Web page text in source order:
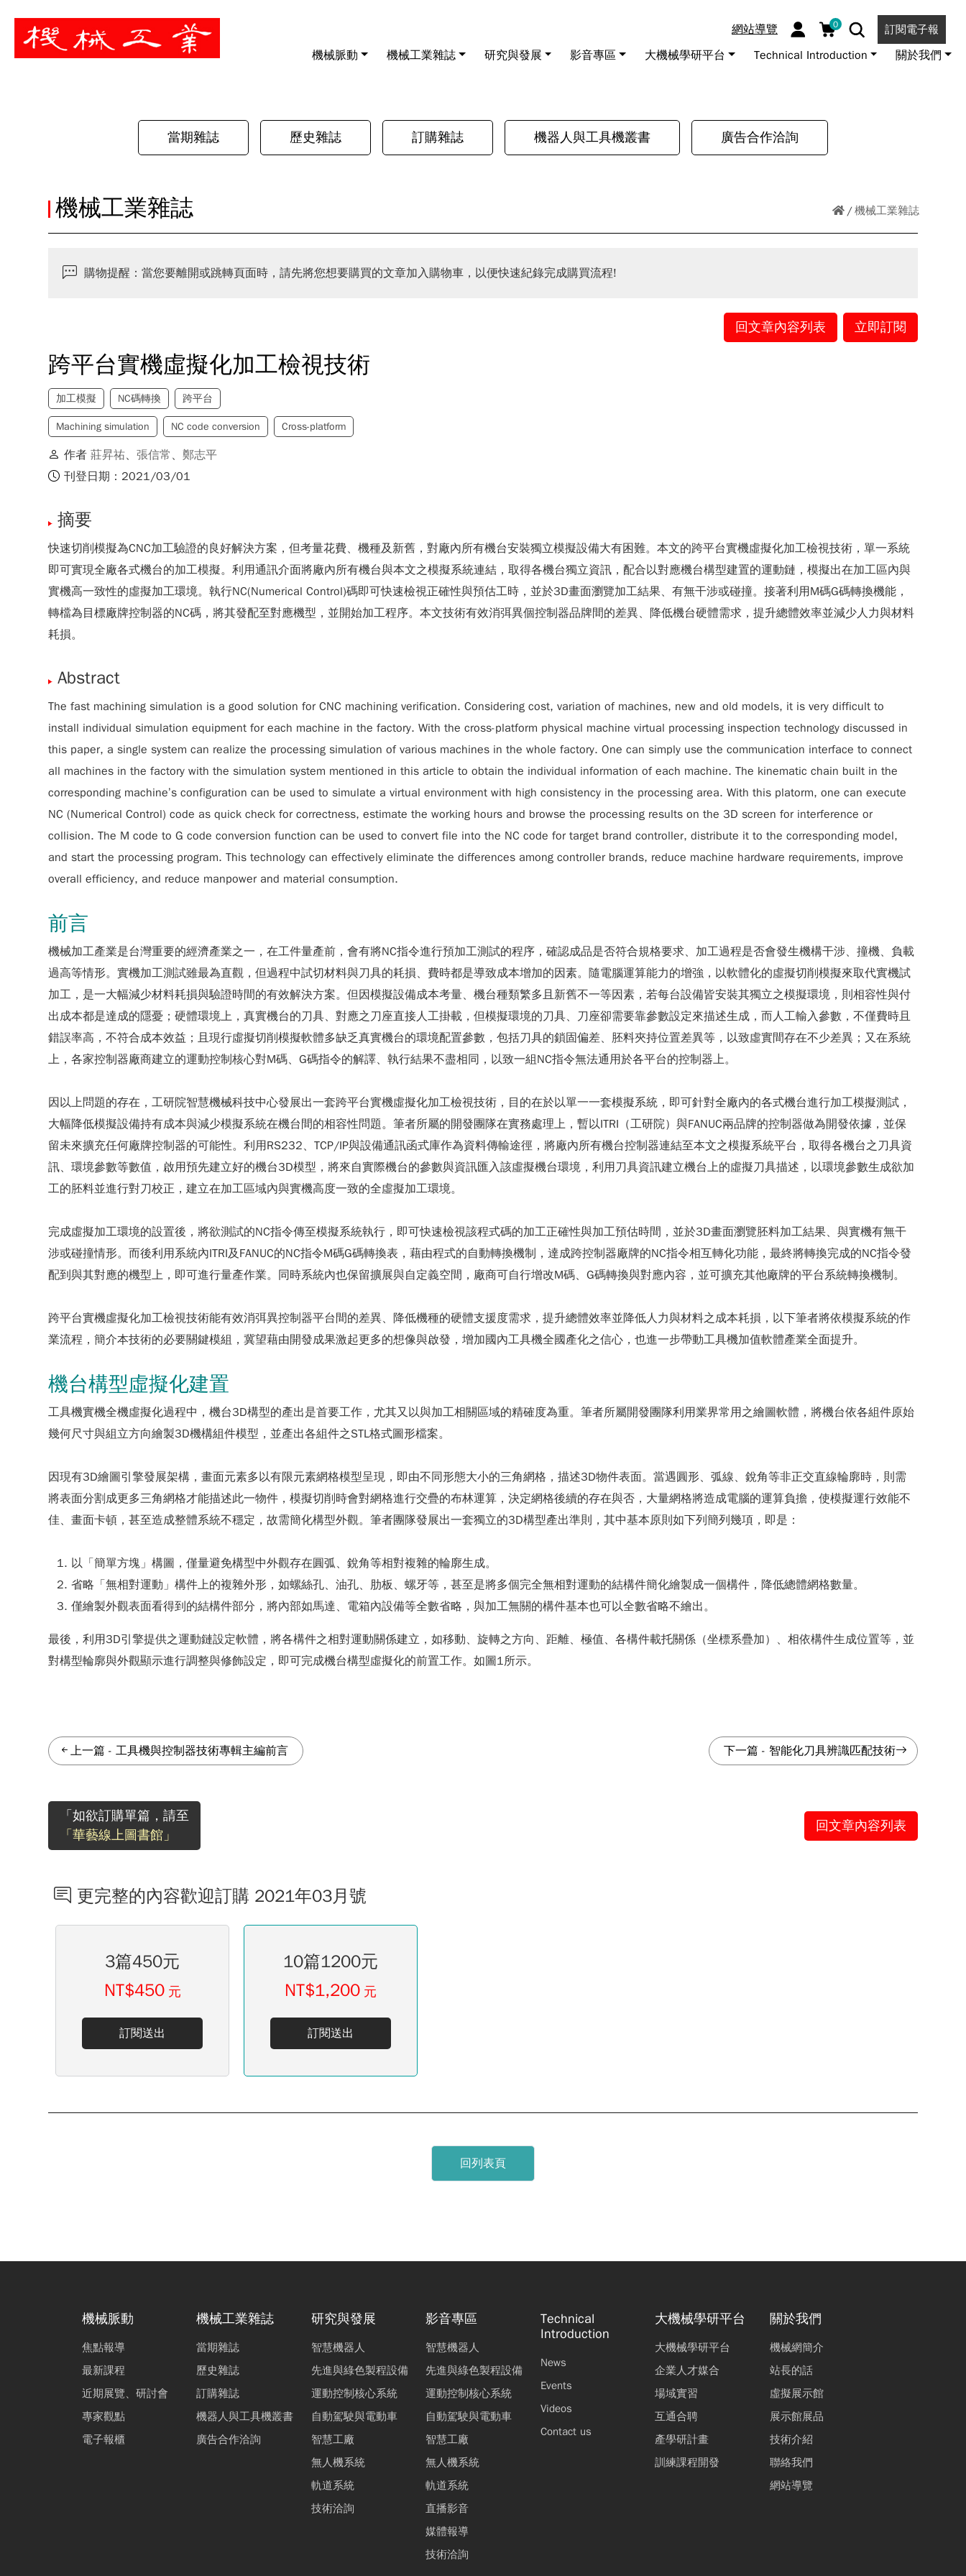
網站導覽 0 訂閱電子報
機械脈動 機械工業雜誌 研究與發展 影音專區 大機械學研平台 Technical Introduction 關於我們
暫停
當期雜誌 歷史雜誌 訂購雜誌 機器人與工具機叢書 廣告合作洽詢
機械工業雜誌
機械工業雜誌
購物提醒：當您要離開或跳轉頁面時，請先將您想要購買的文章加入購物車，以便快速紀錄完成購買流程!
回文章內容列表 立即訂閱
跨平台實機虛擬化加工檢視技術
加工模擬 NC碼轉換 跨平台
Machining simulation NC code conversion Cross-platform
作者莊昇祐、張信常 、鄭志平
刊登日期：2021/03/01
摘要
快速切削模擬為CNC加工驗證的良好解決方案，但考量花費、機種及新舊，對廠內所有機台安裝獨立模擬設備大有困難。本文的跨平台實機虛擬化加工檢視技術，單一系統
即可實現全廠各式機台的加工模擬。利用通訊介面將廠內所有機台與本文之模擬系統連結，取得各機台獨立資訊，配合以對應機台構型建置的運動鏈，模擬出在加工區內與
實機高一致性的虛擬加工環境。執行NC(Numerical Control)碼即可快速檢視正確性與預估工時，並於3D畫面瀏覽加工結果、有無干涉或碰撞。接著利用M碼G碼轉換機能，
轉檔為目標廠牌控制器的NC碼，將其發配至對應機型，並開始加工程序。本文技術有效消弭異個控制器品牌間的差異、降低機台硬體需求，提升總體效率並減少人力與材料
耗損。
Abstract
The fast machining simulation is a good solution for CNC machining verification. Considering cost, variation of machines, new and old models, it is very difficult to
install individual simulation equipment for each machine in the factory. With the cross-platform physical machine virtual processing inspection technology discussed in
this paper, a single system can realize the processing simulation of various machines in the whole factory. One can simply use the communication interface to connect
all machines in the factory with the simulation system mentioned in this article to obtain the individual information of each machine. The kinematic chain built in the
corresponding machine’s configuration can be used to simulate a virtual environment with high consistency in the processing area. With this platorm, one can execute
NC (Numerical Control) code as quick check for correctness, estimate the working hours and browse the processing results on the 3D screen for interference or
collision. The M code to G code conversion function can be used to convert file into the NC code for target brand controller, distribute it to the corresponding model,
and start the processing program. This technology can effectively eliminate the differences among controller brands, reduce machine hardware requirements, improve
overall efficiency, and reduce manpower and material consumption.
前言
機械加工產業是台灣重要的經濟產業之一，在工件量產前，會有將NC指令進行預加工測試的程序，確認成品是否符合規格要求、加工過程是否會發生機構干涉、撞機、負載
過高等情形。實機加工測試雖最為直觀，但過程中試切材料與刀具的耗損、費時都是導致成本增加的因素。隨電腦運算能力的增強，以軟體化的虛擬切削模擬來取代實機試
加工，是一大幅減少材料耗損與驗證時間的有效解決方案。但因模擬設備成本考量、機台種類繁多且新舊不一等因素，若每台設備皆安裝其獨立之模擬環境，則相容性與付
出成本都是達成的隱憂；硬體環境上，真實機台的刀具、對應之刀座直接人工掛載，但模擬環境的刀具、刀座卻需要靠參數設定來描述生成，而人工輸入參數，不僅費時且
錯誤率高，不符合成本效益；且現行虛擬切削模擬軟體多缺乏真實機台的環境配置參數，包括刀具的鎖固偏差、胚料夾持位置差異等，以致虛實間存在不少差異；又在系統
上，各家控制器廠商建立的運動控制核心對M碼、G碼指令的解譯、執行結果不盡相同，以致一組NC指令無法通用於各平台的控制器上。
因以上問題的存在，工研院智慧機械科技中心發展出一套跨平台實機虛擬化加工檢視技術，目的在於以單一一套模擬系統，即可針對全廠內的各式機台進行加工模擬測試，
大幅降低模擬設備持有成本與減少模擬系統在機台間的相容性問題。筆者所屬的開發團隊在實務處理上，暫以ITRI（工研院）與FANUC兩品牌的控制器做為開發依據，並保
留未來擴充任何廠牌控制器的可能性。利用RS232、TCP/IP與設備通訊函式庫作為資料傳輸途徑，將廠內所有機台控制器連結至本文之模擬系統平台，取得各機台之刀具資
訊、環境參數等數值，啟用預先建立好的機台3D模型，將來自實際機台的參數與資訊匯入該虛擬機台環境，利用刀具資訊建立機台上的虛擬刀具描述，以環境參數生成欲加
工的胚料並進行對刀校正，建立在加工區域內與實機高度一致的全虛擬加工環境。
完成虛擬加工環境的設置後，將欲測試的NC指令傳至模擬系統執行，即可快速檢視該程式碼的加工正確性與加工預估時間，並於3D畫面瀏覽胚料加工結果、與實機有無干
涉或碰撞情形。而後利用系統內ITRI及FANUC的NC指令M碼G碼轉換表，藉由程式的自動轉換機制，達成跨控制器廠牌的NC指令相互轉化功能，最終將轉換完成的NC指令發
配到與其對應的機型上，即可進行量產作業。同時系統內也保留擴展與自定義空間，廠商可自行增改M碼、G碼轉換與對應內容，並可擴充其他廠牌的平台系統轉換機制。
跨平台實機虛擬化加工檢視技術能有效消弭異控制器平台間的差異、降低機種的硬體支援度需求，提升總體效率並降低人力與材料之成本耗損，以下筆者將依模擬系統的作
業流程，簡介本技術的必要關鍵模組，冀望藉由開發成果激起更多的想像與啟發，增加國內工具機全國產化之信心，也進一步帶動工具機加值軟體產業全面提升。
機台構型虛擬化建置
工具機實機全機虛擬化過程中，機台3D構型的產出是首要工作，尤其又以與加工相關區域的精確度為重。筆者所屬開發團隊利用業界常用之繪圖軟體，將機台依各組件原始
幾何尺寸與組立方向繪製3D機構組件模型，並產出各組件之STL格式圖形檔案。
因現有3D繪圖引擎發展架構，畫面元素多以有限元素網格模型呈現，即由不同形態大小的三角網格，描述3D物件表面。當遇圓形、弧線、銳角等非正交直線輪廓時，則需
將表面分割成更多三角網格才能描述此一物件，模擬切削時會對網格進行交疊的布林運算，決定網格後續的存在與否，大量網格將造成電腦的運算負擔，使模擬運行效能不
佳、畫面卡頓，甚至造成整體系統不穩定，故需簡化構型外觀。筆者團隊發展出一套獨立的3D構型產出準則，其中基本原則如下列簡列幾項，即是：
以「簡單方塊」構圖，僅量避免構型中外觀存在圓弧、銳角等相對複雜的輪廓生成。
省略「無相對運動」構件上的複雜外形，如螺絲孔、油孔、肋板、螺牙等，甚至是將多個完全無相對運動的結構件簡化繪製成一個構件，降低總體網格數量。
僅繪製外觀表面看得到的結構件部分，將內部如馬達、電箱內設備等全數省略，與加工無關的構件基本也可以全數省略不繪出。
最後，利用3D引擎提供之運動鏈設定軟體，將各構件之相對運動關係建立，如移動、旋轉之方向、距離、極值、各構件載托關係（坐標系疊加）、相依構件生成位置等，並
對構型輪廓與外觀顯示進行調整與修飾設定，即可完成機台構型虛擬化的前置工作。如圖1所示。
上一篇 -工具機與控制器技術專輯主編前言 下一篇 - 智能化刀具辨識匹配技術
「如欲訂購單篇，請至
「華藝線上圖書館」
回文章內容列表
更完整的內容歡迎訂購 2021年03月號
3篇450元
NT$450 元
訂閱送出
10篇1200元
NT$1,200 元
訂閱送出
回列表頁
機械脈動
焦點報導
最新課程
近期展覽、研討會
專家觀點
電子報櫃
機械工業雜誌
當期雜誌
歷史雜誌
訂購雜誌
機器人與工具機叢書
廣告合作洽詢
研究與發展
智慧機器人
先進與綠色製程設備
運動控制核心系統
自動駕駛與電動車
智慧工廠
無人機系統
軌道系統
技術洽詢
影音專區
智慧機器人
先進與綠色製程設備
運動控制核心系統
自動駕駛與電動車
智慧工廠
無人機系統
軌道系統
直播影音
媒體報導
技術洽詢
Technical
Introduction
News
Events
Videos
Contact us
大機械學研平台
大機械學研平台
企業人才媒合
場域實習
互通合聘
產學研計畫
訓練課程開發
關於我們
機械網簡介
站長的話
虛擬展示館
展示館展品
技術介紹
聯絡我們
網站導覽